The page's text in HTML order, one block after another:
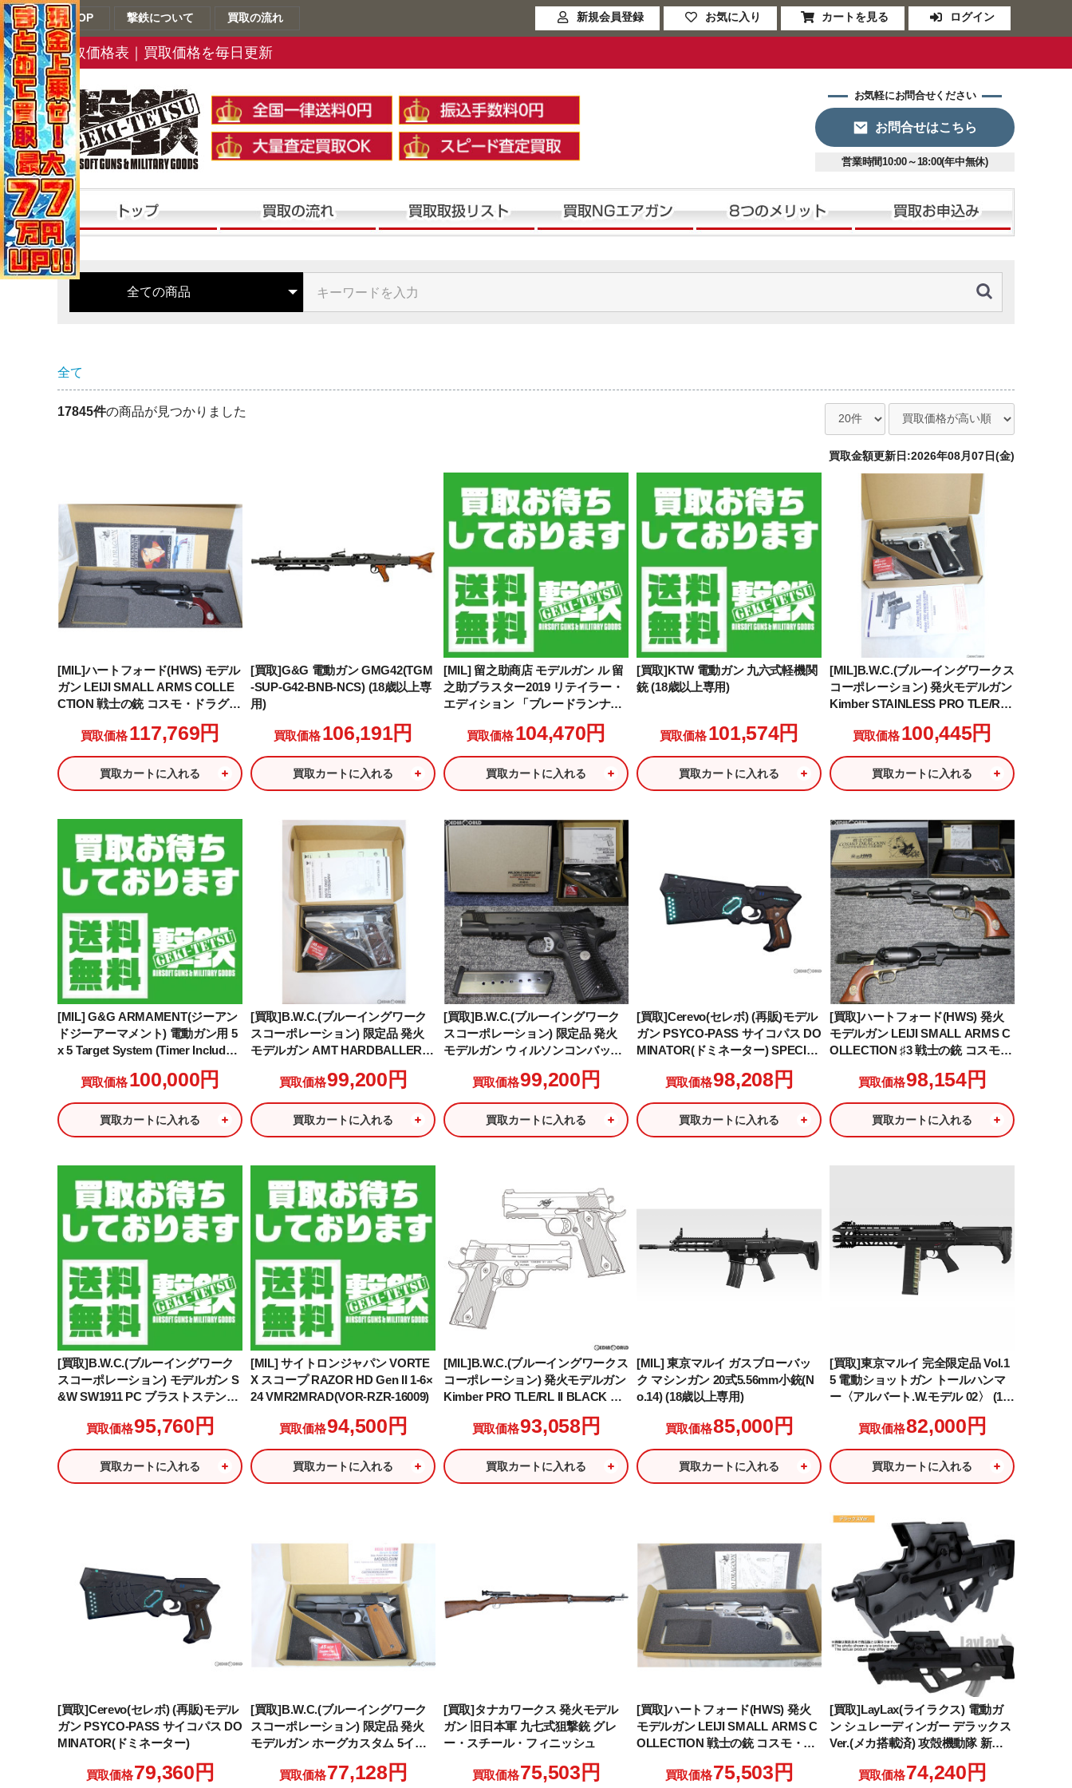
TOP 撃鉄について 買取の流れ 新規会員登録 お気に入り カートを見る ログイン
買取価格表｜買取価格を毎日更新
お気軽にお問合せください
お問合せはこちら
営業時間10:00～18:00(年中無休)
全て
17845件の商品が見つかりました
買取金額更新日:2026年08月07日(金)
[MIL]ハートフォード(HWS) モデル
ガン LEIJI SMALL ARMS COLLE
CTION 戦士の銃 コスモ・ドラグー
ン シリアルナンバー2:クイーン・
エメラルダスモデル
買取価格 117,769円
買取カートに入れる
[買取]G&G 電動ガン GMG42(TGM
-SUP-G42-BNB-NCS) (18歳以上専
用)
買取価格 106,191円
買取カートに入れる
[MIL] 留之助商店 モデルガン ル 留
之助ブラスター2019 リテイラー・
エディション 「ブレードランナー2
買取価格 104,470円
買取カートに入れる
[買取]KTW 電動ガン 九六式軽機関
銃 (18歳以上専用)
買取価格 101,574円
買取カートに入れる
[MIL]B.W.C.(ブルーイングワークス
コーポレーション) 発火モデルガン
Kimber STAINLESS PRO TLE/RL I
I(キンバー プロ ステンレス TLE/RL
買取価格 100,445円
買取カートに入れる
[MIL] G&G ARMAMENT(ジーアン
ドジーアーマメント) 電動ガン用 5
x 5 Target System (Timer Included)
ターゲットシステム(G-11-087-1)
買取価格 100,000円
買取カートに入れる
[買取]B.W.C.(ブルーイングワーク
スコーポレーション) 限定品 発火
モデルガン AMT HARDBALLER
(ハードボーラー) 5インチスライド
モデル(初期型)
買取価格99,200円
買取カートに入れる
[買取]B.W.C.(ブルーイングワーク
スコーポレーション) 限定品 発火
モデルガン ウィルソンコンバット
CQB レールフレーム ライトウェイ
トモデル ブルーイング仕様
買取価格99,200円
買取カートに入れる
[買取]Cerevo(セレボ) (再販)モデル
ガン PSYCO-PASS サイコパス DO
MINATOR(ドミネーター) SPECIA
L EDITION(スペシャルエディショ
買取価格98,208円
買取カートに入れる
[買取]ハートフォード(HWS) 発火
モデルガン LEIJI SMALL ARMS C
OLLECTION ♯3 戦士の銃 コスモ・
ドラグーン 星野鉄郎モデル
買取価格98,154円
買取カートに入れる
[買取]B.W.C.(ブルーイングワーク
スコーポレーション) モデルガン S
&W SW1911 PC ブラストステンレ
買取価格95,760円
買取カートに入れる
[MIL] サイトロンジャパン VORTE
X スコープ RAZOR HD Gen II 1-6×
24 VMR2MRAD(VOR-RZR-16009)
買取価格94,500円
買取カートに入れる
[MIL]B.W.C.(ブルーイングワークス
コーポレーション) 発火モデルガン
Kimber PRO TLE/RL II BLACK M
ODEL(キンバー プロ TLE/RL 2 ブ
ラックモデル)
買取価格93,058円
買取カートに入れる
[MIL] 東京マルイ ガスブローバッ
ク マシンガン 20式5.56mm小銃(N
o.14) (18歳以上専用)
買取価格85,000円
買取カートに入れる
[買取]東京マルイ 完全限定品 Vol.1
5 電動ショットガン トールハンマ
ー〈アルバート.W.モデル 02〉 (18
買取価格82,000円
買取カートに入れる
[買取]Cerevo(セレボ) (再販)モデル
ガン PSYCO-PASS サイコパス DO
MINATOR(ドミネーター)
買取価格79,360円
[買取]B.W.C.(ブルーイングワーク
スコーポレーション) 限定品 発火
モデルガン ホーグカスタム 5イン
チスライド ブルーイングモデル
買取価格77,128円
[買取]タナカワークス 発火モデル
ガン 旧日本軍 九七式狙撃銃 グレ
ー・スチール・フィニッシュ
買取価格75,503円
[買取]ハートフォード(HWS) 発火
モデルガン LEIJI SMALL ARMS C
OLLECTION 戦士の銃 コスモ・ド
ラグーン シリアルナンバー3:メー
テルモデル
買取価格75,503円
[買取]LayLax(ライラクス) 電動ガ
ン シュレーディンガー デラックス
Ver.(メカ搭載済) 攻殻機動隊 新劇
買取価格74,240円